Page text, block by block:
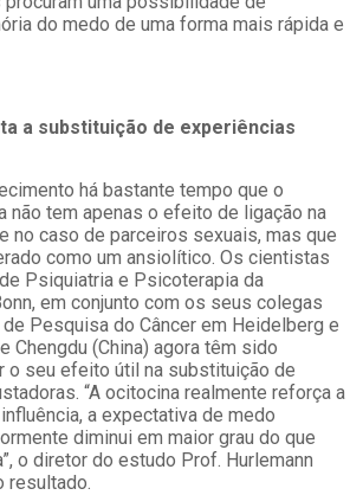
do medo de uma forma mais rápida e
a substituição de experiências
há bastante tempo que o
não tem apenas o efeito de ligação na
no caso de parceiros sexuais, mas que
como um ansiolítico. Os cientistas
Psiquiatria e Psicoterapia da
em conjunto com os seus colegas
Pesquisa do Câncer em Heidelberg e
Chengdu (China) agora têm sido
o seu efeito útil na substituição de
“A ocitocina realmente reforça a
a expectativa de medo
diminui em maior grau do que
o diretor do estudo Prof. Hurlemann
resultado.